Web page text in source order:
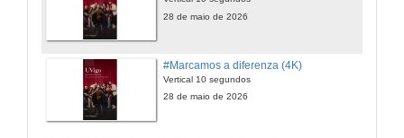
28 de maio de 2026
#Marcamos a diferenza (4K)
Vertical 10 segundos
28 de maio de 2026